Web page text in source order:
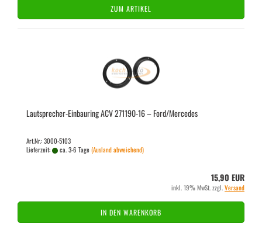
ZUM ARTIKEL
Lautsprecher-​​Ein­bau­ring ACV 271190-​​16 – Ford/Mer­ce­des
Art.Nr.: 3000-5103
Lieferzeit:
ca. 3-6 Tage(Ausland abweichend)
15,90 EUR
inkl. 19% MwSt. zzgl.Versand
IN DEN WARENKORB